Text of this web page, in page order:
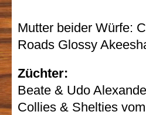
Mutter beider Würfe:
Roads Glossy
Züchter:
Beate & Udo
Collies & Shelties vom